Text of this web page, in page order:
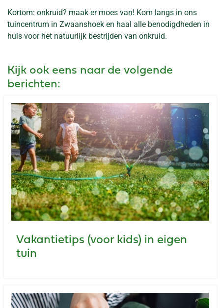
Kortom: onkruid? maak er moes van! Kom langs in ons
tuincentrum in Zwaanshoek en haal alle benodigdheden in
huis voor het natuurlijk bestrijden van onkruid.
Kijk ook eens naar de volgende
berichten:
Vakantietips (voor kids) in eigen
tuin